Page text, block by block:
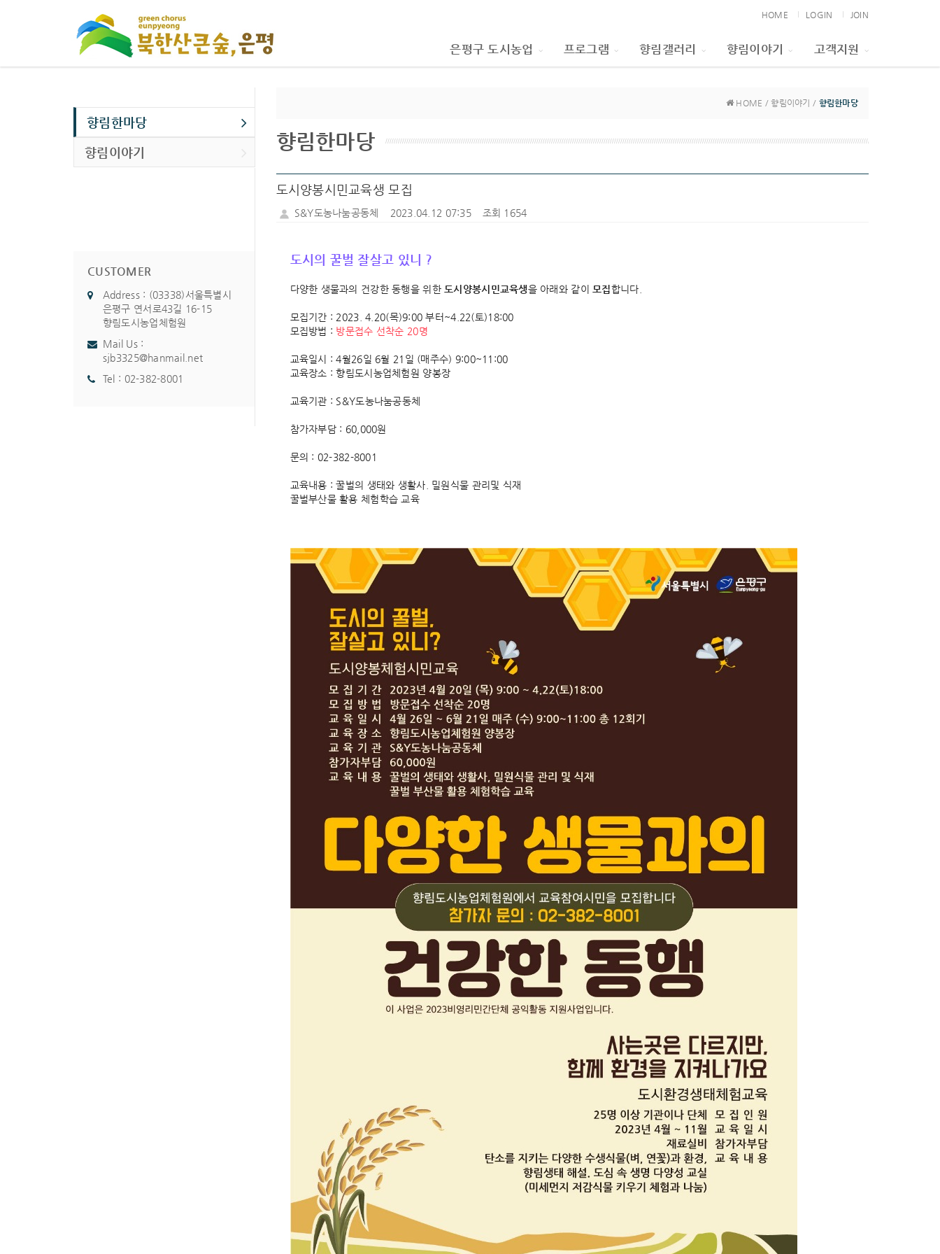
HOME LOGIN JOIN
은평구 도시농업 프로그램 향림갤러리 향림이야기 고객지원
향림한마당
향림이야기
CUSTOMER
Address : (03338)서울특별시
은평구 연서로43길 16-15
향림도시농업체험원
Mail Us :
sjb3325@hanmail.net
Tel : 02-382-8001
HOME / 향림이야기 / 향림한마당
향림한마당
도시양봉시민교육생 모집
S&Y도농나눔공동체 2023.04.12 07:35 조회 1654
도시의 꿀벌 잘살고 있니 ?
다양한 생물과의 건강한 동행을 위한 도시양봉시민교육생을 아래와 같이 모집합니다.
모집기간 : 2023. 4.20(목)9:00 부터~4.22(토)18:00
모집방법 : 방문접수 선착순 20명
교육일시 : 4월26일 6월 21일 (매주수) 9:00~11:00
교육장소 : 향림도시농업체험원 양봉장
교육기관 : S&Y도농나눔공동체
참가자부담 : 60,000원
문의 : 02-382-8001
교육내용 : 꿀벌의 생태와 생활사. 밀원식물 관리및 식재
꿀벌부산물 활용 체험학습 교육